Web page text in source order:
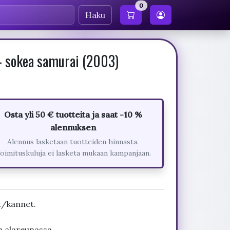
Haku
0
sokea samurai (2003)
Osta yli 50 € tuotteita ja saat -10 %
alennuksen
Alennus lasketaan tuotteiden hinnasta.
ei lasketa mukaan kampanjaan.
kannet.